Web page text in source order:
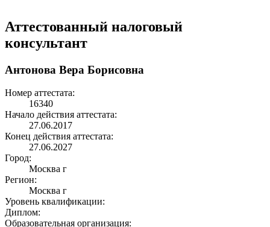
Аттестованный налоговый
консультант
Антонова Вера Борисовна
Номер аттестата:
16340
Начало действия аттестата:
27.06.2017
Конец действия аттестата:
27.06.2027
Город:
Москва г
Регион:
Москва г
Уровень квалификации:
Диплом:
Образовательная организация: